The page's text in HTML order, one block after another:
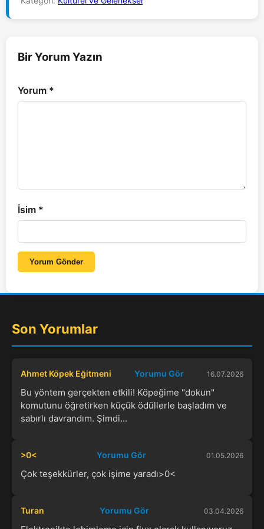
Bir Yorum Yazın
Yorum *
İsim *
Yorum Gönder
Son Yorumlar
Ahmet Köpek Eğitmeni Yorumu Gör 16.07.2026
Bu yöntem gerçekten etkili! Köpeğime "dokun"
komutunu öğretirken küçük ödüllerle başladım ve
sabırlı davrandım. Şimdi...
>0< Yorumu Gör 01.05.2026
Çok teşekkürler, çok işime yaradı>0<
Turan Yorumu Gör 03.04.2026